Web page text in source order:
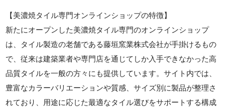
【美濃焼タイル専門オンラインショップの特徴】
新たにオープンした美濃焼タイル専門のオンラインショップ
は、タイル製造の老舗である藤垣窯業株式会社が手掛けるもの
で、従来は建築業者や専門店を通じてしか入手できなかった高
品質タイルを一般の方々にも提供しています。サイト内では、
豊富なカラーバリエーションや質感、サイズ別に製品が整理さ
れており、用途に応じた最適なタイル選びをサポートする構成